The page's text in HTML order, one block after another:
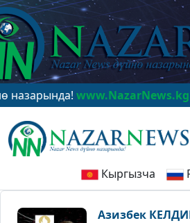
www.NazarNews.kg
Кыргызча
Азизбек